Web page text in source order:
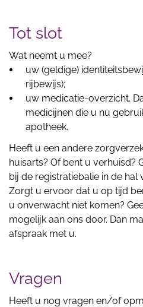
Tot slot
Wat neemt u mee?
uw (geldige)
rijbewijs);
uw medicatie-overzicht.
medicijnen die u nu
apotheek.
Heeft u een andere
huisarts? Of bent u verhuisd?
bij de registratiebalie in de hal
Zorgt u ervoor dat u op tijd
u onverwacht niet komen?
mogelijk aan ons door. Dan
afspraak met u.
Vragen
Heeft u nog vragen en/of